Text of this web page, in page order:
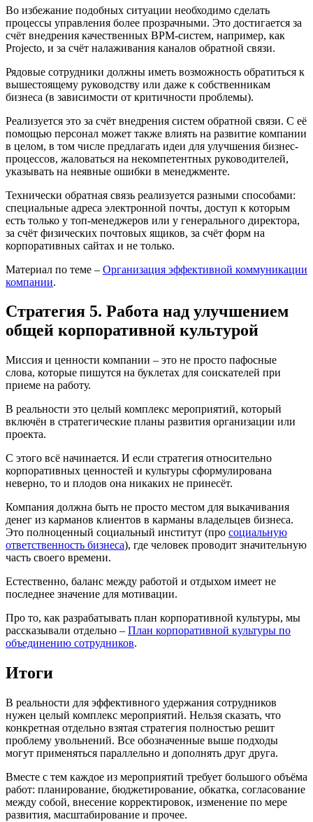
Во избежание подобных ситуации необходимо сделать
процессы управления более прозрачными. Это достигается за
счёт внедрения качественных BPM-систем, например, как
Projecto, и за счёт налаживания каналов обратной связи.
Рядовые сотрудники должны иметь возможность обратиться к
вышестоящему руководству или даже к собственникам
бизнеса (в зависимости от критичности проблемы).
Реализуется это за счёт внедрения систем обратной связи. С её
помощью персонал может также влиять на развитие компании
в целом, в том числе предлагать идеи для улучшения бизнес-
процессов, жаловаться на некомпетентных руководителей,
указывать на неявные ошибки в менеджменте.
Технически обратная связь реализуется разными способами:
специальные адреса электронной почты, доступ к которым
есть только у топ-менеджеров или у генерального директора,
за счёт физических почтовых ящиков, за счёт форм на
корпоративных сайтах и не только.
Материал по теме – Организация эффективной коммуникации
компании.
Стратегия 5. Работа над улучшением
общей корпоративной культурой
Миссия и ценности компании – это не просто пафосные
слова, которые пишутся на буклетах для соискателей при
приеме на работу.
В реальности это целый комплекс мероприятий, который
включён в стратегические планы развития организации или
проекта.
С этого всё начинается. И если стратегия относительно
корпоративных ценностей и культуры сформулирована
неверно, то и плодов она никаких не принесёт.
Компания должна быть не просто местом для выкачивания
денег из карманов клиентов в карманы владельцев бизнеса.
Это полноценный социальный институт (про социальную
ответственность бизнеса), где человек проводит значительную
часть своего времени.
Естественно, баланс между работой и отдыхом имеет не
последнее значение для мотивации.
Про то, как разрабатывать план корпоративной культуры, мы
рассказывали отдельно – План корпоративной культуры по
объединению сотрудников.
Итоги
В реальности для эффективного удержания сотрудников
нужен целый комплекс мероприятий. Нельзя сказать, что
конкретная отдельно взятая стратегия полностью решит
проблему увольнений. Все обозначенные выше подходы
могут применяться параллельно и дополнять друг друга.
Вместе с тем каждое из мероприятий требует большого объёма
работ: планирование, бюджетирование, обкатка, согласование
между собой, внесение корректировок, изменение по мере
развития, масштабирование и прочее.